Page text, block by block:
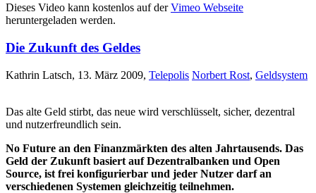
Dieses Video kann kostenlos auf derVimeo Webseite
heruntergeladen werden.
Die Zukunft des Geldes
Kathrin Latsch, 13. März 2009, Telepolis Norbert Rost, Geldsystem
Das alte Geld stirbt, das neue wird verschlüsselt, sicher, dezentral
und nutzerfreundlich sein.
No Future an den Finanzmärkten des alten Jahrtausends. Das
Geld der Zukunft basiert auf Dezentralbanken und Open
Source, ist frei konfigurierbar und jeder Nutzer darf an
verschiedenen Systemen gleichzeitig teilnehmen.